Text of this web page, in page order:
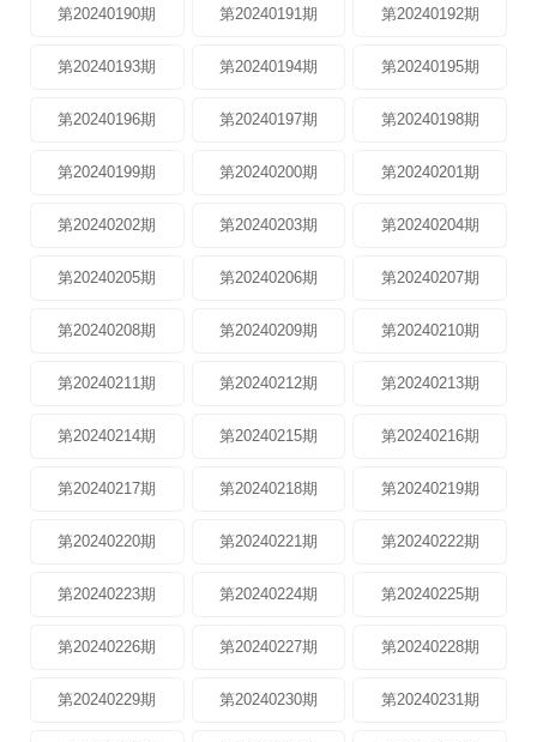
第20240190期 第20240191期 第20240192期
第20240193期 第20240194期 第20240195期
第20240196期 第20240197期 第20240198期
第20240199期 第20240200期 第20240201期
第20240202期 第20240203期 第20240204期
第20240205期 第20240206期 第20240207期
第20240208期 第20240209期 第20240210期
第20240211期 第20240212期 第20240213期
第20240214期 第20240215期 第20240216期
第20240217期 第20240218期 第20240219期
第20240220期 第20240221期 第20240222期
第20240223期 第20240224期 第20240225期
第20240226期 第20240227期 第20240228期
第20240229期 第20240230期 第20240231期